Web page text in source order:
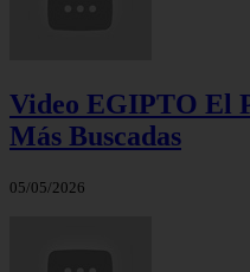
Video EGIPTO El
Más Buscadas
05/05/2026